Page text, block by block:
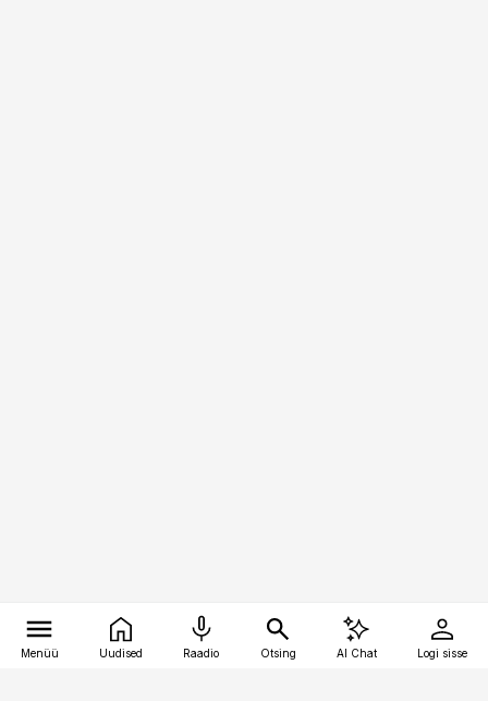
Menüü Uudised Raadio Otsing AI Chat Logi sisse